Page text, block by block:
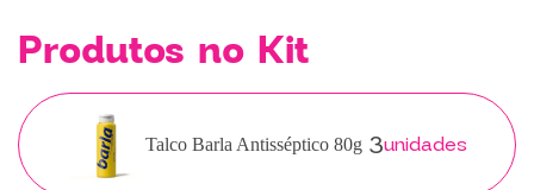
Produtos no Kit
Talco Barla Antisséptico 80g 3unidades